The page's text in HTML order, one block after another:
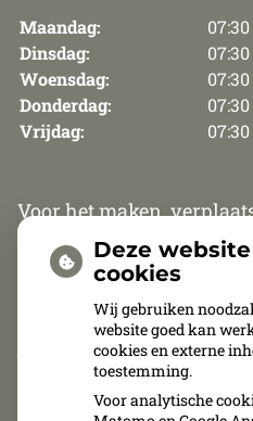
Maandag:
Dinsdag:
Woensdag:
Donderdag:
Vrijdag:
Voor het maken,
een afspraak zijn wij van
donderdag telefonisch
tot 12.00 uur en van
zijn wij van 8.30 uur tot
bereikbaar.
Deze
cookies
Wij gebruiken
website goed kan
cookies en externe
toestemming.
Voor analytische